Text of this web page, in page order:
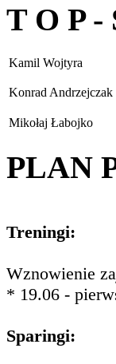
T O P
Kamil Wojtyra
Konrad Andrzejczak
Mikołaj Łabojko
PLAN
Treningi:
Wznowienie
* 19.06 -
Sparingi: